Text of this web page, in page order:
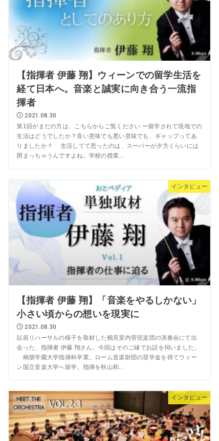
【指揮者 伊藤 翔】ウィーンでの留学生活を
経て日本へ。音楽と誠実に向き合う一流指
揮者
2021.08.30
第1回がまだの方は、こちらからご覧ください ー留学されて現地での
生活はどうでしたか？良い意味でも悪い意味でも、ギャップってあ
りましたか？ 生活してて思ったのは、スーパーが夕方くらいには
閉まっちゃうんですよね。学校の授業...
インタビュー
【指揮者 伊藤 翔】「音楽をやるしかない」
小さい頃からの想いを現実に
2021.08.30
以前リハーサルの様子を取材した鶴見室内管弦楽団の演奏会にて出
会った、指揮者 伊藤 翔さん。今回はそのご縁でお話を伺いました。
桐朋学園大学指揮科卒業。ローム音楽財団の奨学金を得てウィー
ン国立音楽大学へ留学。指揮を秋山和...
インタビュー